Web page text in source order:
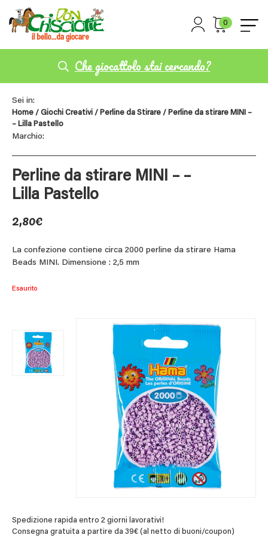
0
Che giocattolo stai cercando?
Sei in:
Home / Giochi Creativi / Perline da Stirare / Perline da stirare MINI –
– Lilla Pastello
Marchio:
Perline da stirare MINI – –
Lilla Pastello
2,80€
La confezione contiene circa 2000 perline da stirare Hama
Beads MINI. Dimensione : 2,5 mm
Esaurito
Spedizione rapida entro 2 giorni lavorativi!
Consegna gratuita a partire da 39€ (al netto di buoni/coupon)